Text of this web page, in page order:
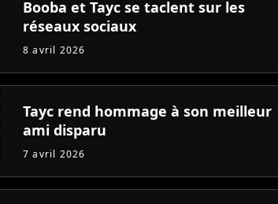
Booba et Tayc se taclent sur les
réseaux sociaux
8 avril 2026
Tayc rend hommage à son meilleur
ami disparu
7 avril 2026